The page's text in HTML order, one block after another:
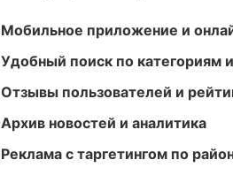
Мобильное приложение и
Удобный поиск по категориям
Отзывы пользователей и
Архив новостей и аналитика
Реклама с таргетингом по